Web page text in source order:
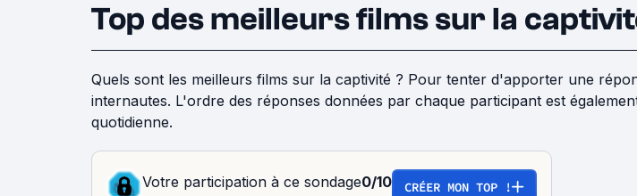
Top des meilleurs films sur la
Quels sont les meilleurs films sur la captivité ? Pour tenter d'apporter une
internautes. L'ordre des réponses données par chaque participant est
quotidienne.
Votre participation à ce sondage0/10 CRÉER MON TOP !